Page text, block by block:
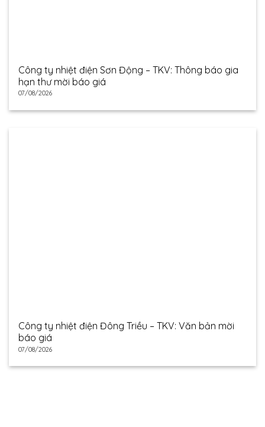
Công ty nhiệt điện Sơn Động – TKV: Thông báo gia
hạn thư mời báo giá
07/08/2026
Công ty nhiệt điện Đông Triều – TKV: Văn bản mời
báo giá
07/08/2026